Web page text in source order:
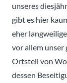
unseres
gibt es hier
eher
vor allem
Ortsteil von
dessen